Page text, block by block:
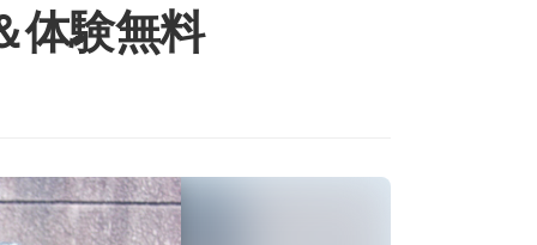
体験無料